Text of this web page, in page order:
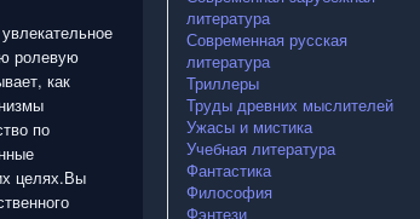
ролевую
как
по
целях.Вы
литература
Современная русская
литература
Триллеры
Труды древних мыслителей
Ужасы и мистика
Учебная литература
Фантастика
Философия
Фэнтези